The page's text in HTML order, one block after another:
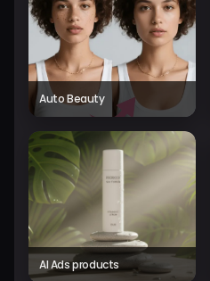
Auto Beauty
AI Ads products